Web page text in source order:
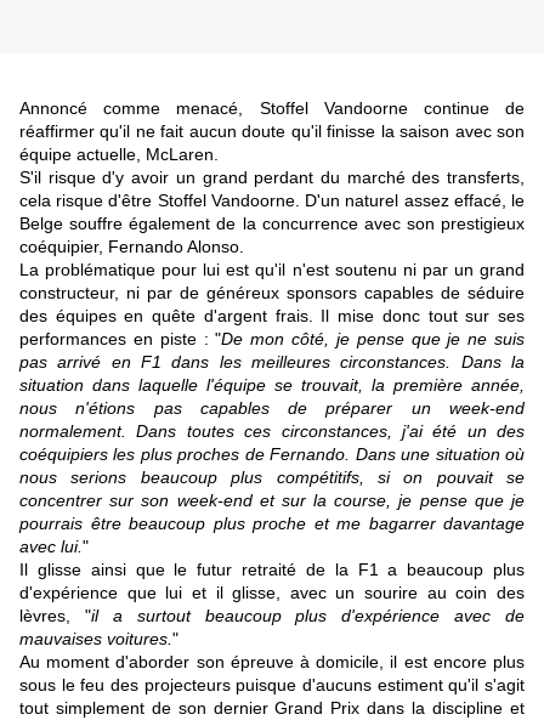
Annoncé comme menacé, Stoffel Vandoorne continue de
réaffirmer qu'il ne fait aucun doute qu'il finisse la saison avec son
équipe actuelle, McLaren.
S'il risque d'y avoir un grand perdant du marché des transferts,
cela risque d'être Stoffel Vandoorne. D'un naturel assez effacé, le
Belge souffre également de la concurrence avec son prestigieux
coéquipier, Fernando Alonso.
La problématique pour lui est qu'il n'est soutenu ni par un grand
constructeur, ni par de généreux sponsors capables de séduire
des équipes en quête d'argent frais. Il mise donc tout sur ses
performances en piste : "De mon côté, je pense que je ne suis
pas arrivé en F1 dans les meilleures circonstances. Dans la
situation dans laquelle l'équipe se trouvait, la première année,
nous n'étions pas capables de préparer un week-end
normalement. Dans toutes ces circonstances, j'ai été un des
coéquipiers les plus proches de Fernando. Dans une situation où
nous serions beaucoup plus compétitifs, si on pouvait se
concentrer sur son week-end et sur la course, je pense que je
pourrais être beaucoup plus proche et me bagarrer davantage
avec lui."
Il glisse ainsi que le futur retraité de la F1 a beaucoup plus
d'expérience que lui et il glisse, avec un sourire au coin des
lèvres, "il a surtout beaucoup plus d'expérience avec de
mauvaises voitures. "
Au moment d'aborder son épreuve à domicile, il est encore plus
sous le feu des projecteurs puisque d'aucuns estiment qu'il s'agit
tout simplement de son dernier Grand Prix dans la discipline et